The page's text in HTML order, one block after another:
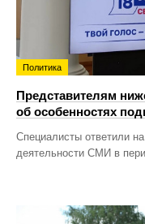
Политика
Представителям
об особенностях
Специалисты ответили
деятельности СМИ в